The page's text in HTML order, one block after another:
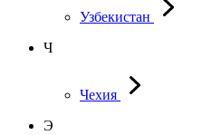
Узбекистан
Ч
Чехия
Э